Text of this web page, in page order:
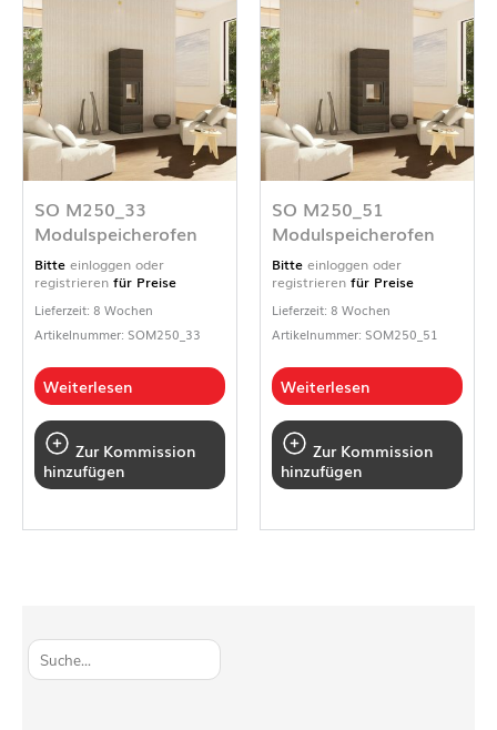
u
c
SO M250_33
Modulspeicherofen
Bitte einloggen oder
registrieren für Preise
Lieferzeit: 8 Wochen
Artikelnummer: SOM250_33
Weiterlesen
Zur Kommission
hinzufügen
SO M250_51
Modulspeicherofen
Bitte einloggen oder
registrieren für Preise
Lieferzeit: 8 Wochen
Artikelnummer: SOM250_51
Weiterlesen
Zur Kommission
hinzufügen